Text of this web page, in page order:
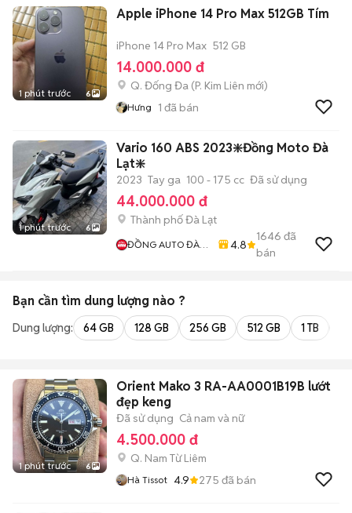
1 phút trước 6
Apple iPhone 14 Pro Max 512GB Tím
iPhone 14 Pro Max 512 GB
14.000.000 đ
Q. Đống Đa (P. Kim Liên mới)
Hưng 1 đã bán
1 phút trước 6
Vario 160 ABS 2023❇️Đồng Moto Đà
Lạt❇️
2023 Tay ga 100 - 175 cc Đã sử dụng
44.000.000 đ
Thành phố Đà Lạt
ĐỒNG AUTO ĐÀ
4.8
1646 đã
bán
Bạn cần tìm dung lượng nào ?
Dung lượng: 64 GB 128 GB 256 GB 512 GB 1 TB
1 phút trước 6
Orient Mako 3 RA-AA0001B19B lướt
đẹp keng
Đã sử dụng Cả nam và nữ
4.500.000 đ
Q. Nam Từ Liêm
Hà Tissot 4.9 275 đã bán